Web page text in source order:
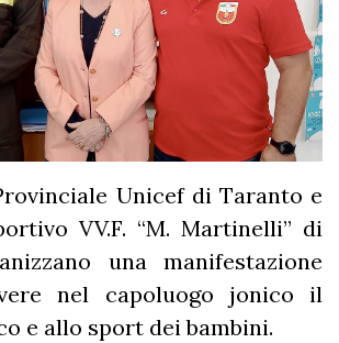
Unicef di Taranto e
VV.F. “M. Martinelli” di
una manifestazione
nel capoluogo jonico il
e allo sport dei bambini.